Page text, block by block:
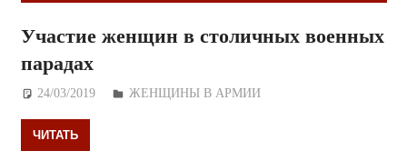
Участие женщин в столичных военных
парадах
24/03/2019 Дежурный по Редакции
ЖЕНЩИНЫ В АРМИИ
ЧИТАТЬ